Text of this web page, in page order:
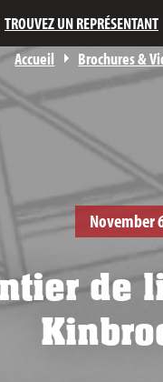
TROUVEZ UN REPRÉSENTANT
Accueil Brochures &
November
de